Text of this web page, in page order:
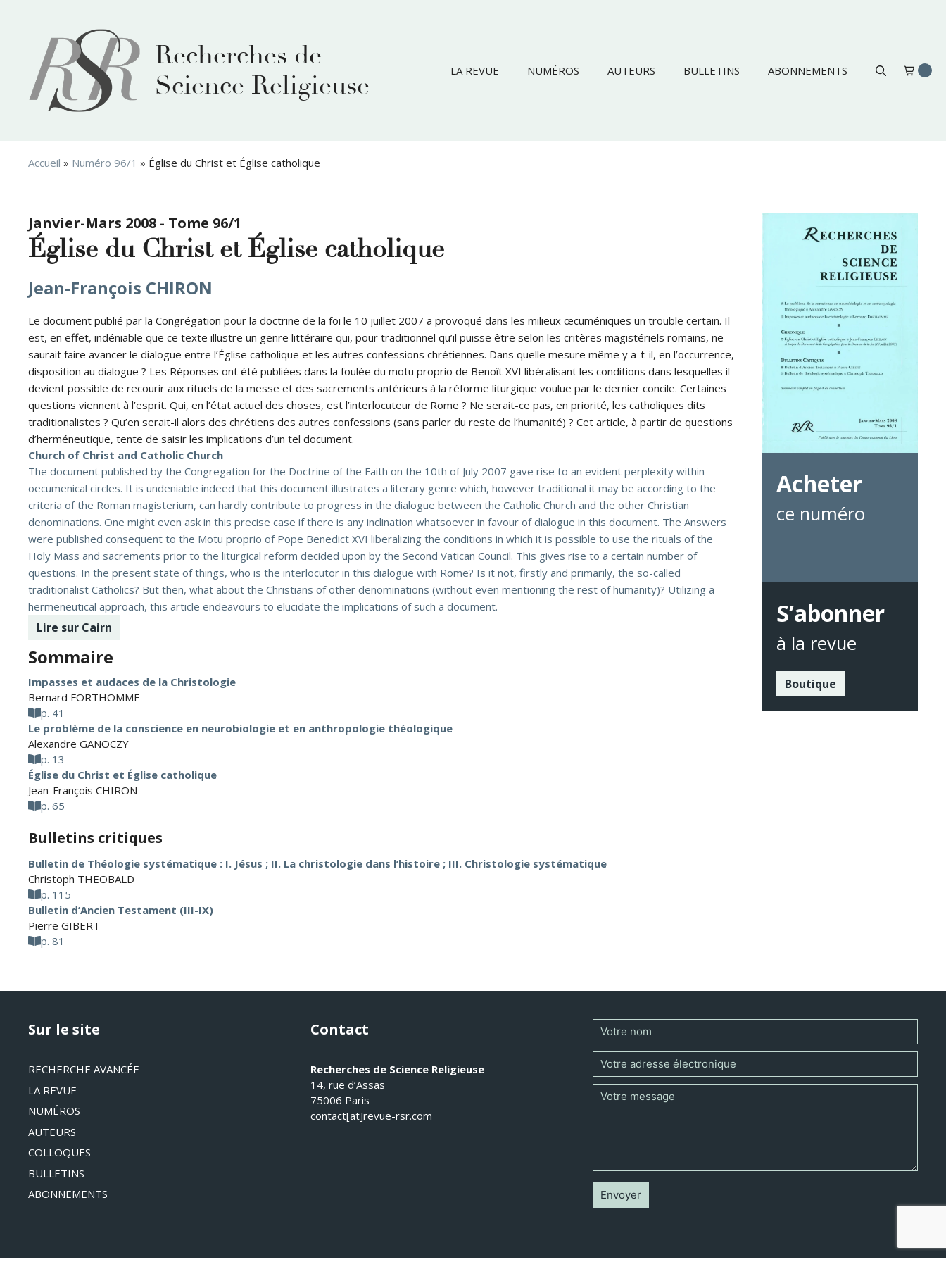
Recherches de
Science Religieuse
LA REVUE NUMÉROS AUTEURS BULLETINS ABONNEMENTS
Accueil » Numéro 96/1 » Église du Christ et Église catholique
Janvier-Mars 2008 - Tome 96/1
Église du Christ et Église catholique
Jean-François CHIRON
Le document publié par la Congrégation pour la doctrine de la foi le 10 juillet 2007 a provoqué dans les milieux œcuméniques un trouble certain. Il
est, en effet, indéniable que ce texte illustre un genre littéraire qui, pour traditionnel qu’il puisse être selon les critères magistériels romains, ne
saurait faire avancer le dialogue entre l’Église catholique et les autres confessions chrétiennes. Dans quelle mesure même y a-t-il, en l’occurrence,
disposition au dialogue ? Les Réponses ont été publiées dans la foulée du motu proprio de Benoît XVI libéralisant les conditions dans lesquelles il
devient possible de recourir aux rituels de la messe et des sacrements antérieurs à la réforme liturgique voulue par le dernier concile. Certaines
questions viennent à l’esprit. Qui, en l’état actuel des choses, est l’interlocuteur de Rome ? Ne serait-ce pas, en priorité, les catholiques dits
traditionalistes ? Qu’en serait-il alors des chrétiens des autres confessions (sans parler du reste de l’humanité) ? Cet article, à partir de questions
d’herméneutique, tente de saisir les implications d’un tel document.
Church of Christ and Catholic Church
The document published by the Congregation for the Doctrine of the Faith on the 10th of July 2007 gave rise to an evident perplexity within
oecumenical circles. It is undeniable indeed that this document illustrates a literary genre which, however traditional it may be according to the
criteria of the Roman magisterium, can hardly contribute to progress in the dialogue between the Catholic Church and the other Christian
denominations. One might even ask in this precise case if there is any inclination whatsoever in favour of dialogue in this document. The Answers
were published consequent to the Motu proprio of Pope Benedict XVI liberalizing the conditions in which it is possible to use the rituals of the
Holy Mass and sacrements prior to the liturgical reform decided upon by the Second Vatican Council. This gives rise to a certain number of
questions. In the present state of things, who is the interlocutor in this dialogue with Rome? Is it not, firstly and primarily, the so-called
traditionalist Catholics? But then, what about the Christians of other denominations (without even mentioning the rest of humanity)? Utilizing a
hermeneutical approach, this article endeavours to elucidate the implications of such a document.
Lire sur Cairn
Sommaire
Impasses et audaces de la Christologie
Bernard FORTHOMME
p. 41
Le problème de la conscience en neurobiologie et en anthropologie théologique
Alexandre GANOCZY
p. 13
Église du Christ et Église catholique
Jean-François CHIRON
p. 65
Bulletins critiques
Bulletin de Théologie systématique : I. Jésus ; II. La christologie dans l’histoire ; III. Christologie systématique
Christoph THEOBALD
p. 115
Bulletin d’Ancien Testament (III-IX)
Pierre GIBERT
p. 81
Acheter
ce numéro
S’abonner
à la revue
Boutique
Sur le site
RECHERCHE AVANCÉE
LA REVUE
NUMÉROS
AUTEURS
COLLOQUES
BULLETINS
ABONNEMENTS
Contact
Recherches de Science Religieuse
14, rue d’Assas
75006 Paris
contact[at]revue-rsr.com